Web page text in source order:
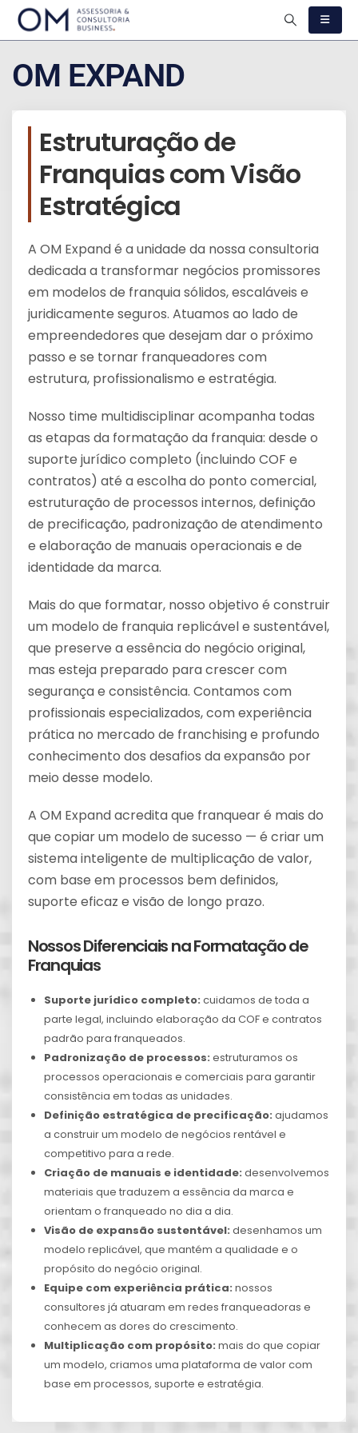
OM EXPAND
Estruturação de
Franquias com Visão
Estratégica
A OM Expand é a unidade da nossa consultoria
dedicada a transformar negócios promissores
em modelos de franquia sólidos, escaláveis e
juridicamente seguros. Atuamos ao lado de
empreendedores que desejam dar o próximo
passo e se tornar franqueadores com
estrutura, profissionalismo e estratégia.
Nosso time multidisciplinar acompanha todas
as etapas da formatação da franquia: desde o
suporte jurídico completo (incluindo COF e
contratos) até a escolha do ponto comercial,
estruturação de processos internos, definição
de precificação, padronização de atendimento
e elaboração de manuais operacionais e de
identidade da marca.
Mais do que formatar, nosso objetivo é construir
um modelo de franquia replicável e sustentável,
que preserve a essência do negócio original,
mas esteja preparado para crescer com
segurança e consistência. Contamos com
profissionais especializados, com experiência
prática no mercado de franchising e profundo
conhecimento dos desafios da expansão por
meio desse modelo.
A OM Expand acredita que franquear é mais do
que copiar um modelo de sucesso — é criar um
sistema inteligente de multiplicação de valor,
com base em processos bem definidos,
suporte eficaz e visão de longo prazo.
Nossos Diferenciais na Formatação de
Franquias
Suporte jurídico completo: cuidamos de toda a
parte legal, incluindo elaboração da COF e contratos
padrão para franqueados.
Padronização de processos: estruturamos os
processos operacionais e comerciais para garantir
consistência em todas as unidades.
Definição estratégica de precificação: ajudamos
a construir um modelo de negócios rentável e
competitivo para a rede.
Criação de manuais e identidade: desenvolvemos
materiais que traduzem a essência da marca e
orientam o franqueado no dia a dia.
Visão de expansão sustentável: desenhamos um
modelo replicável, que mantém a qualidade e o
propósito do negócio original.
Equipe com experiência prática: nossos
consultores já atuaram em redes franqueadoras e
conhecem as dores do crescimento.
Multiplicação com propósito: mais do que copiar
um modelo, criamos uma plataforma de valor com
base em processos, suporte e estratégia.